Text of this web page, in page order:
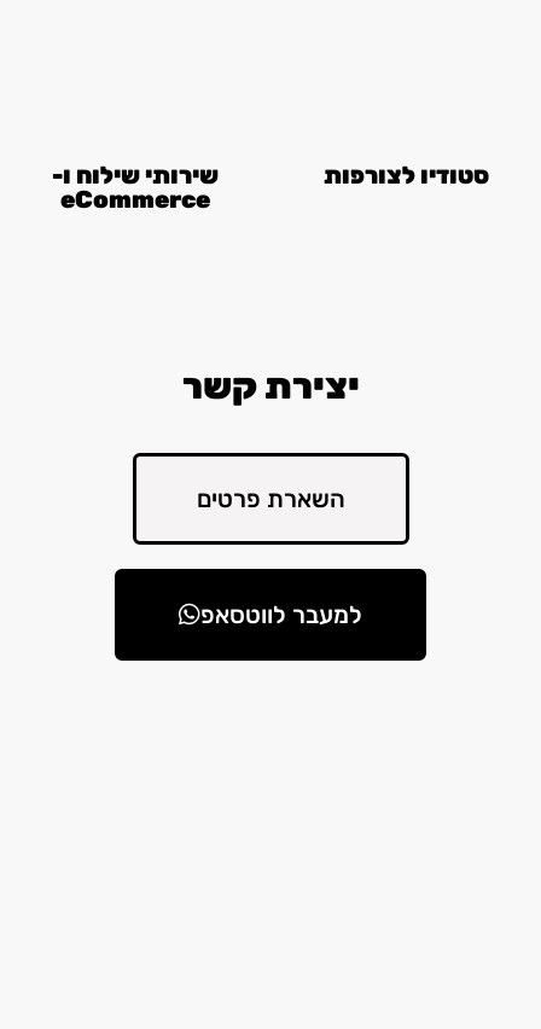
סטודיו לצורפות
שירותי שילוח ו-
eCommerce
יצירת קשר
השארת פרטים
למעבר לווטסאפ